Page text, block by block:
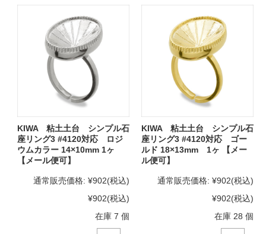
KIWA 粘土土台 シンプル石
座リング3 #4120対応 ロジ
ウムカラー 14×10mm 1ヶ
【メール便可】
通常販売価格: ¥902(税込)
¥902(税込)
在庫 7 個
KIWA 粘土土台 シンプル石
座リング3 #4120対応 ゴー
ルド 18×13mm 1ヶ 【メー
ル便可】
通常販売価格: ¥902(税込)
¥902(税込)
在庫 28 個